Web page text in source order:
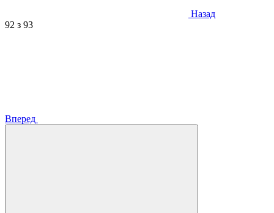
Назад
92 з 93
Вперед